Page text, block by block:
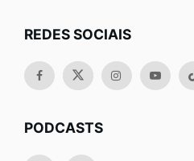
REDES SOCIAIS
PODCASTS